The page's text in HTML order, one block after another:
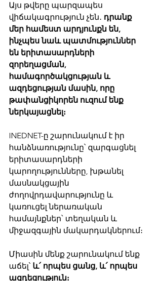
Այս թվերը պարզապես
վիճակագրություն չեն․ դրանք
մեր համեստ արդյունքն են,
ինչպես նաև պատմություններ
են երիտասարդների
զորեղացման,
համագործակցության և
ազդեցության մասին, որը
թափանցիկորեն ուզում ենք
ներկայացնել։
INEDNET-ը շարունակում է իր
հանձնառությունը՝ զարգացնել
երիտասարդների
կարողությունները, խթանել
մասնակցային
ժողովրդավարությունը և
կառուցել ներառական
համայնքներ՝ տեղական և
միջազգային մակարդակներում։
Միասին մենք շարունակում ենք
աճել՝ և՛ որպես ցանց, և՛ որպես
ազդեցություն։